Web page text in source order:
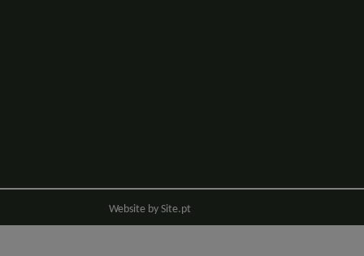
Website bySite.pt